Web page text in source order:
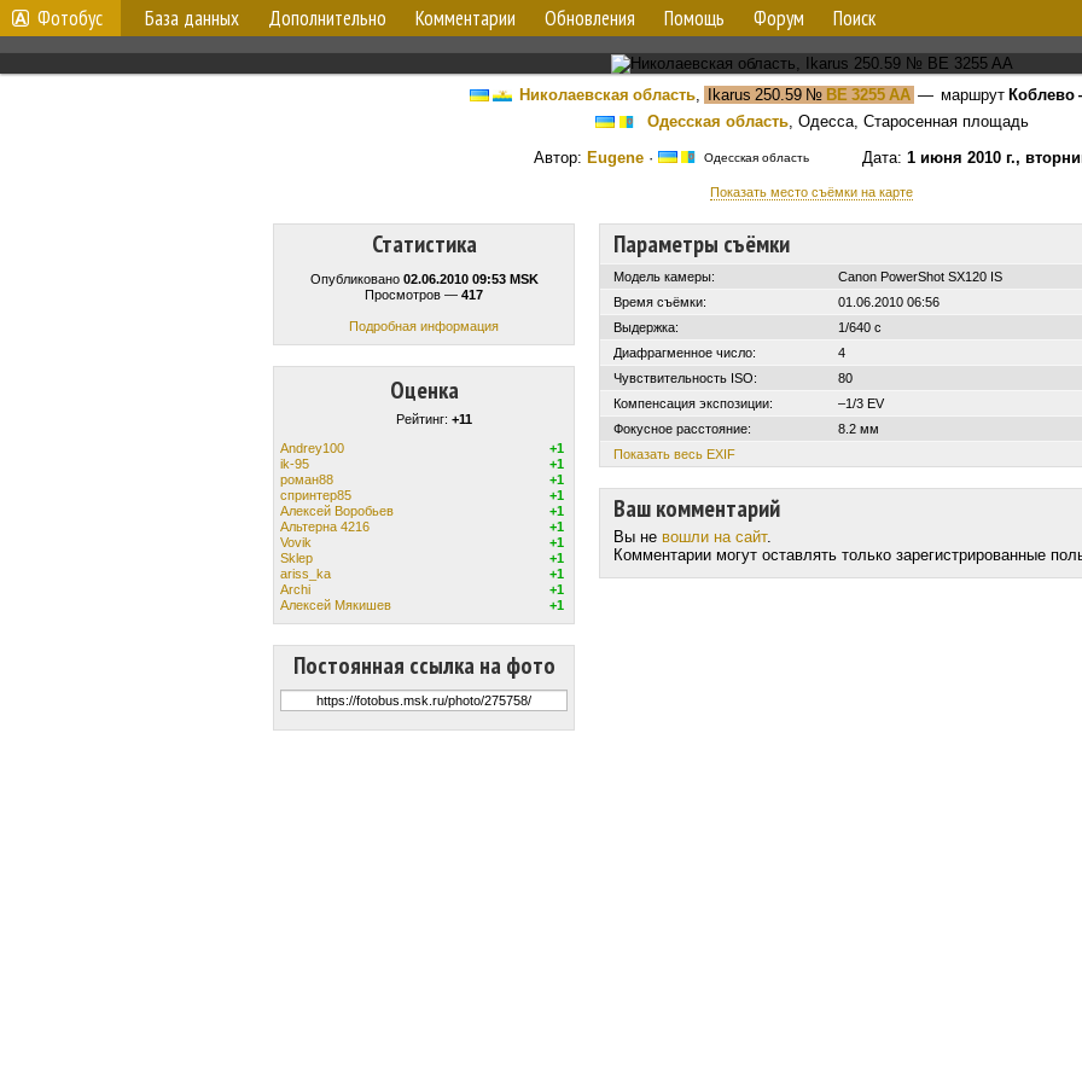
Фотобус База данных Дополнительно Комментарии Обновления Помощь Форум Поиск
Николаевская область, Ikarus 250.59 № BE 3255 AA — маршрут Коблево
Одесская область, Одесса, Старосенная площадь
Автор: Eugene · Одесская область Дата: 1 июня 2010 г.,
Показать место съёмки на карте
Статистика
Опубликовано 02.06.2010 09:53 MSK
Просмотров — 417
Подробная информация
Оценка
Рейтинг: +11
Andrey100
+1
ik-95
+1
роман88
+1
спринтер85
+1
Алексей Воробьев
+1
Альтерна 4216
+1
Vovik
+1
Sklep
+1
ariss_ka
+1
Archi
+1
Алексей Мякишев
+1
Постоянная ссылка на фото
Параметры съёмки
Модель камеры:
Canon PowerShot SX120 IS
Время съёмки:
01.06.2010 06:56
Выдержка:
1/640 с
Диафрагменное число:
4
Чувствительность ISO:
80
Компенсация экспозиции:
–1/3 EV
Фокусное расстояние:
8.2 мм
Показать весь EXIF
Ваш комментарий
Вы не вошли на сайт.
Комментарии могут оставлять только зарегистрированные